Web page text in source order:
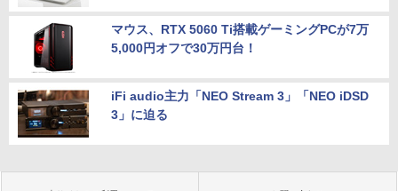
マウス、RTX 5060 Ti搭載ゲーミングPCが7万
5,000円オフで30万円台！
iFi audio主力「NEO Stream 3」「NEO iDSD
3」に迫る